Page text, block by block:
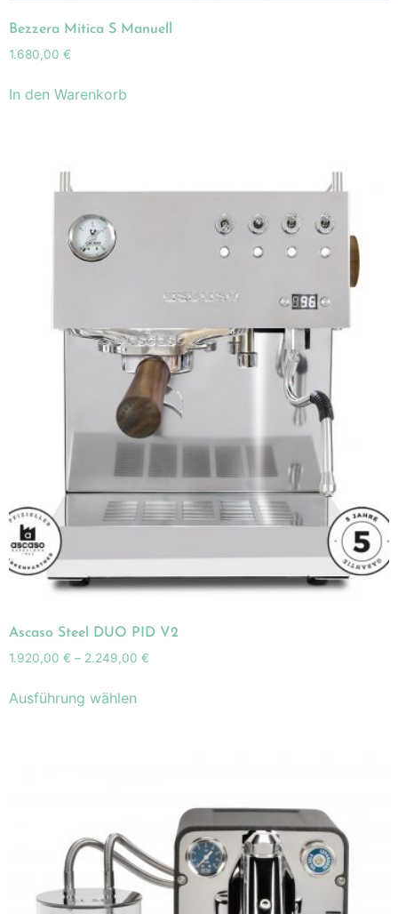
Bezzera Mitica S Manuell
1.680,00 €
In den Warenkorb
Ascaso Steel DUO PID V2
1.920,00 € – 2.249,00 €
Ausführung wählen